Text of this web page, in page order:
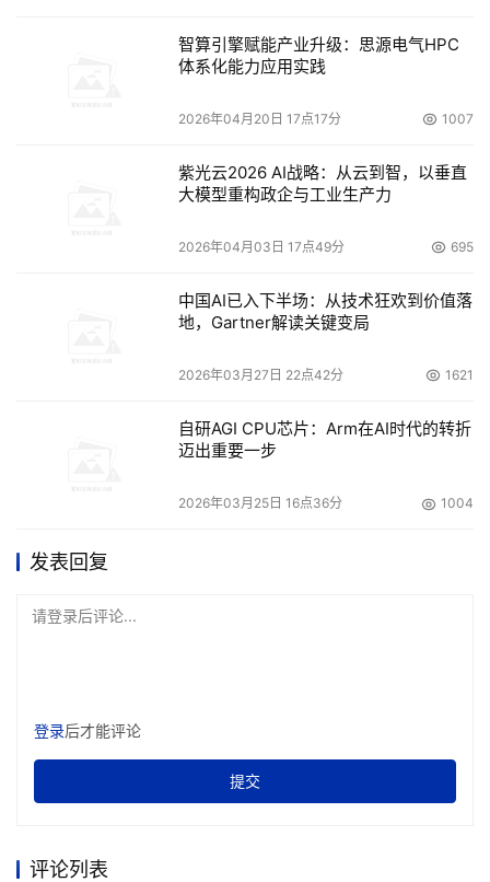
IDC中国金融行业研究部分析师王晨表示， 2020年，一系
用的日趋成熟和完善，都为整体市场需求的持续推进提供了
多项条件。各金融机构经过前几年的数字化转型建设，已经
陆续在核心重构、线上渠道建设、营销获客与风控等多个领
术路线转型进而支撑业务创新转型，在敏捷化、远程化、数
心与力度持续增强。同时，由于金融科技子公司及大型云服
新变化。不同类型的厂商间通过在竞争与合作中探索新的技
本文来源于DOIT传媒，文章内容仅供参考，不构成投资建议。
智算引擎赋能产业升级：思源电气HPC
体系化能力应用实践
2026年04月20日 17点17分 1007
紫光云2026 AI战略：从云到智，以垂直
大模型重构政企与工业生产力
2026年04月03日 17点49分 695
中国AI已入下半场：从技术狂欢到价值落
地，Gartner解读关键变局
2026年03月27日 22点42分 1621
自研AGI CPU芯片：Arm在AI时代的转折
迈出重要一步
2026年03月25日 16点36分 1004
发表回复
请登录后评论...
登录后才能评论
提交
评论列表